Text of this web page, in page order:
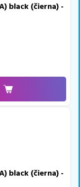
black (čierna) -
black (čierna) -